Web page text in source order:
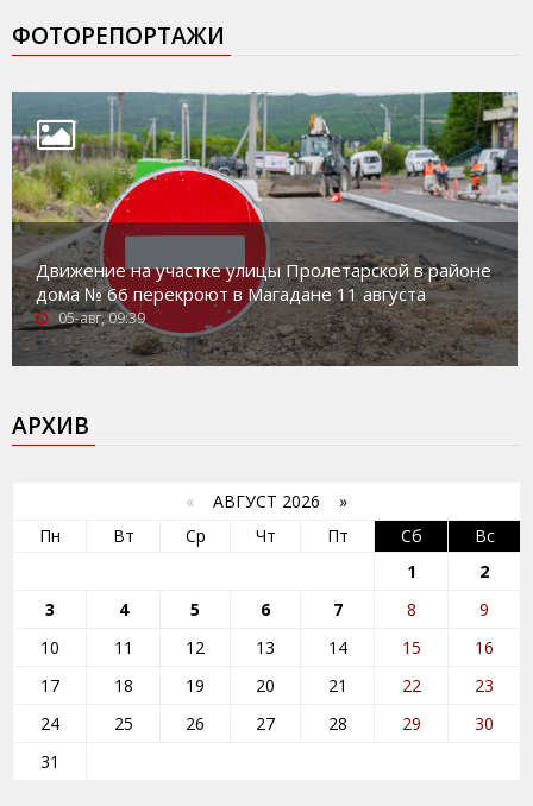
ФОТОРЕПОРТАЖИ
Движение на участке улицы Пролетарской в районе
дома № 66 перекроют в Магадане 11 августа
05-авг, 09:39
АРХИВ
« АВГУСТ 2026 »
Пн
Вт Ср Чт Пт Сб
Вс
1
2
3
4 5 6 7 8
9
10
11 12 13 14 15
16
17
18 19 20 21 22
23
24
25 26 27 28 29
30
31